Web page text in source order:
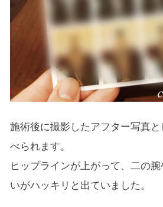
施術後に撮影したアフター写真
べられます。
ヒップラインが上がって、二の
いがハッキリと出ていました。